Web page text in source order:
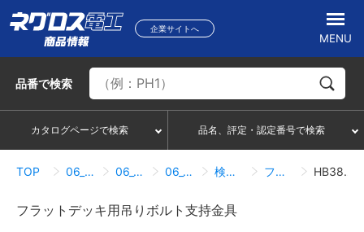
企業サイトへ
MENU
品番で検索
カタログページで検索 品名、評定・認定番号で検索
TOP 06_吊り・振れ止め部材 06_05_デッキ用吊り金具 06_05_01_フラットデッキ 検索結果一覧 フラットデッキ用吊りボルト支持金具 HB38FD-W3
フラットデッキ用吊りボルト支持金具